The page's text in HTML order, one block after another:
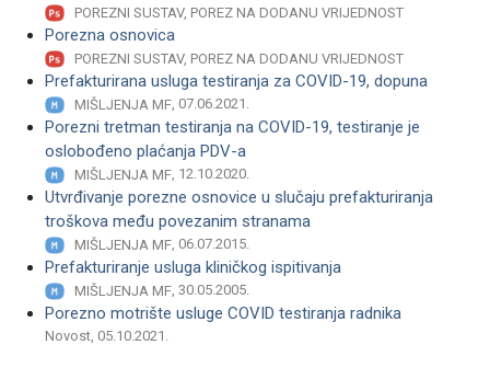
POREZNI SUSTAV, POREZ NA DODANU VRIJEDNOST
Porezna osnovica
POREZNI SUSTAV, POREZ NA DODANU VRIJEDNOST
Prefakturirana usluga testiranja za COVID-19, dopuna
MIŠLJENJA MF, 07.06.2021.
Porezni tretman testiranja na COVID-19, testiranje je
oslobođeno plaćanja PDV-a
MIŠLJENJA MF, 12.10.2020.
Utvrđivanje porezne osnovice u slučaju prefakturiranja
troškova među povezanim stranama
MIŠLJENJA MF, 06.07.2015.
Prefakturiranje usluga kliničkog ispitivanja
MIŠLJENJA MF, 30.05.2005.
Porezno motrište usluge COVID testiranja radnika
Novost, 05.10.2021.